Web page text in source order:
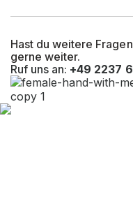
Befestigungsart
Hast du weitere
gerne weiter.
Ruf uns an: +49 2237